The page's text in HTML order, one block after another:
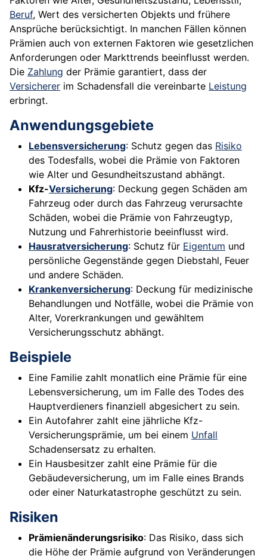
Beruf, Wert des versicherten Objekts und frühere
Ansprüche berücksichtigt. In manchen Fällen können
Prämien auch von externen Faktoren wie gesetzlichen
Anforderungen oder Markttrends beeinflusst werden.
Die Zahlung der Prämie garantiert, dass der
Versicherer im Schadensfall die vereinbarte Leistung
erbringt.
Anwendungsgebiete
Lebensversicherung: Schutz gegen das Risiko
des Todesfalls, wobei die Prämie von Faktoren
wie Alter und Gesundheitszustand abhängt.
Kfz-Versicherung: Deckung gegen Schäden am
Fahrzeug oder durch das Fahrzeug verursachte
Schäden, wobei die Prämie von Fahrzeugtyp,
Nutzung und Fahrerhistorie beeinflusst wird.
Hausratversicherung: Schutz für Eigentum und
persönliche Gegenstände gegen Diebstahl, Feuer
und andere Schäden.
Krankenversicherung: Deckung für medizinische
Behandlungen und Notfälle, wobei die Prämie von
Alter, Vorerkrankungen und gewähltem
Versicherungsschutz abhängt.
Beispiele
Eine Familie zahlt monatlich eine Prämie für eine
Lebensversicherung, um im Falle des Todes des
Hauptverdieners finanziell abgesichert zu sein.
Ein Autofahrer zahlt eine jährliche Kfz-
Versicherungsprämie, um bei einem Unfall
Schadensersatz zu erhalten.
Ein Hausbesitzer zahlt eine Prämie für die
Gebäudeversicherung, um im Falle eines Brands
oder einer Naturkatastrophe geschützt zu sein.
Risiken
Prämienänderungsrisiko: Das Risiko, dass sich
die Höhe der Prämie aufgrund von Veränderungen